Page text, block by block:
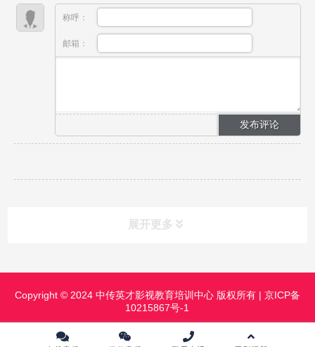
称呼：
邮箱：
展开更多
镜头前表演进修班 影视摄影实践研修班 影视摄像高级班
Copyright © 2024 中传英才影视教育培训中心 版权所有 | 京ICP备
10215867号-1